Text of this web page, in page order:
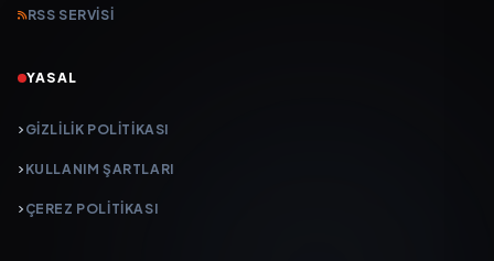
RSS SERVISI
YASAL
GIZLILIK POLITIKASI
KULLANIM ŞARTLARI
ÇEREZ POLITIKASI